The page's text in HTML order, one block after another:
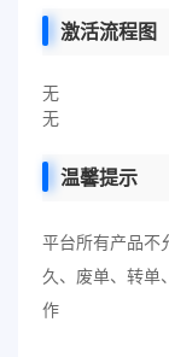
激活流程图
无
无
温馨提示
平台所有产品不
久、废单、转单
作